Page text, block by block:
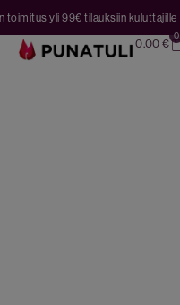
toimitus yli 99€ tilauksiin kuluttajille
0.00€
0